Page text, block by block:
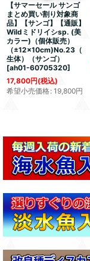
【サマーセール サンゴ
まとめ買い割り対象商
品】【サンゴ】【通販】
Wildミドリイシsp. (美
カラー)（個体販売）
（±12x10cm)No.23（
生体）（サンゴ）
[ah01-60705320]
17,800円(税込)
希望小売価格: 19,800円